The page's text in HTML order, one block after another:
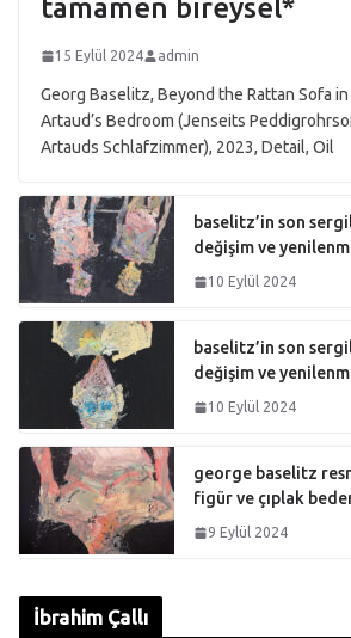
tamamen bireysel*
15 Eylül 2024 admin
Georg Baselitz, Beyond the Rattan Sofa in
Artaud’s Bedroom (Jenseits
Artauds Schlafzimmer), 2023, Detail, Oil
baselitz’in son
değişim ve
10 Eylül 2024
baselitz’in son
değişim ve
10 Eylül 2024
george baselitz
figür ve çıplak
9 Eylül 2024
İbrahim Çallı